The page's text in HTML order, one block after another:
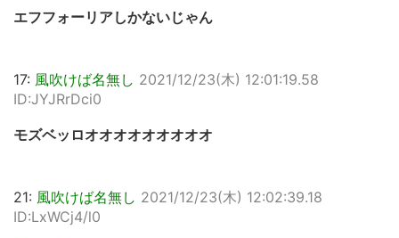
エフフォーリアしかないじゃん
17: 風吹けば名無し 2021/12/23(木) 12:01:19.58
ID:JYJRrDci0
モズベッロオオオオオオオオオ
21: 風吹けば名無し 2021/12/23(木) 12:02:39.18
ID:LxWCj4/l0